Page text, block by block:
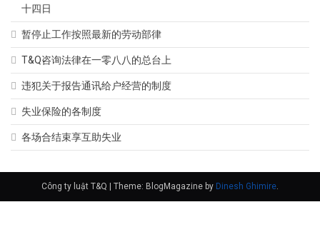
十四日
暂停止工作按照最新的劳动部律
T&Q咨询法律在一零八八的总台上
违犯关于报告通讯给户经营的制度
失业保险的各制度
各场合结束享互助失业
Công ty luật T&Q Theme: BlogMagazine by Dinesh Ghimire.